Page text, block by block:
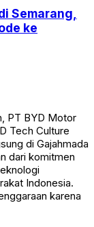
Semarang,
ke
PT BYD Motor
Tech Culture
di Gajahmada
dari komitmen
Indonesia.
karena